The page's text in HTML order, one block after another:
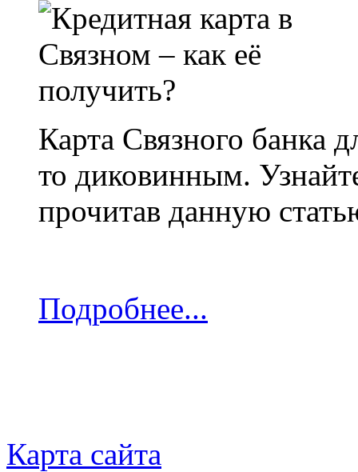
Карта Связного банка
то диковинным.
прочитав данную
Подробнее...
Карта сайта